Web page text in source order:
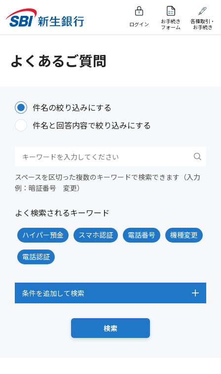
ログイン
お手続き
フォーム
各種取引・
お手続き
よくあるご質問
件名の絞り込みにする
件名と回答内容で絞り込みにする
スペースを区切った複数のキーワードで検索できます（入力
例：暗証番号 変更）
よく検索されるキーワード
ハイパー預金 スマホ認証 電話番号 機種変更
電話認証
条件を追加して検索